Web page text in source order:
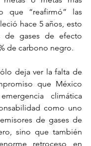
que “reafirmó” las
hace 5 años, esto
de gases de efecto
de carbono negro.
deja ver la falta de
que México
climática
como uno
de gases de
sino que también
retroceso en